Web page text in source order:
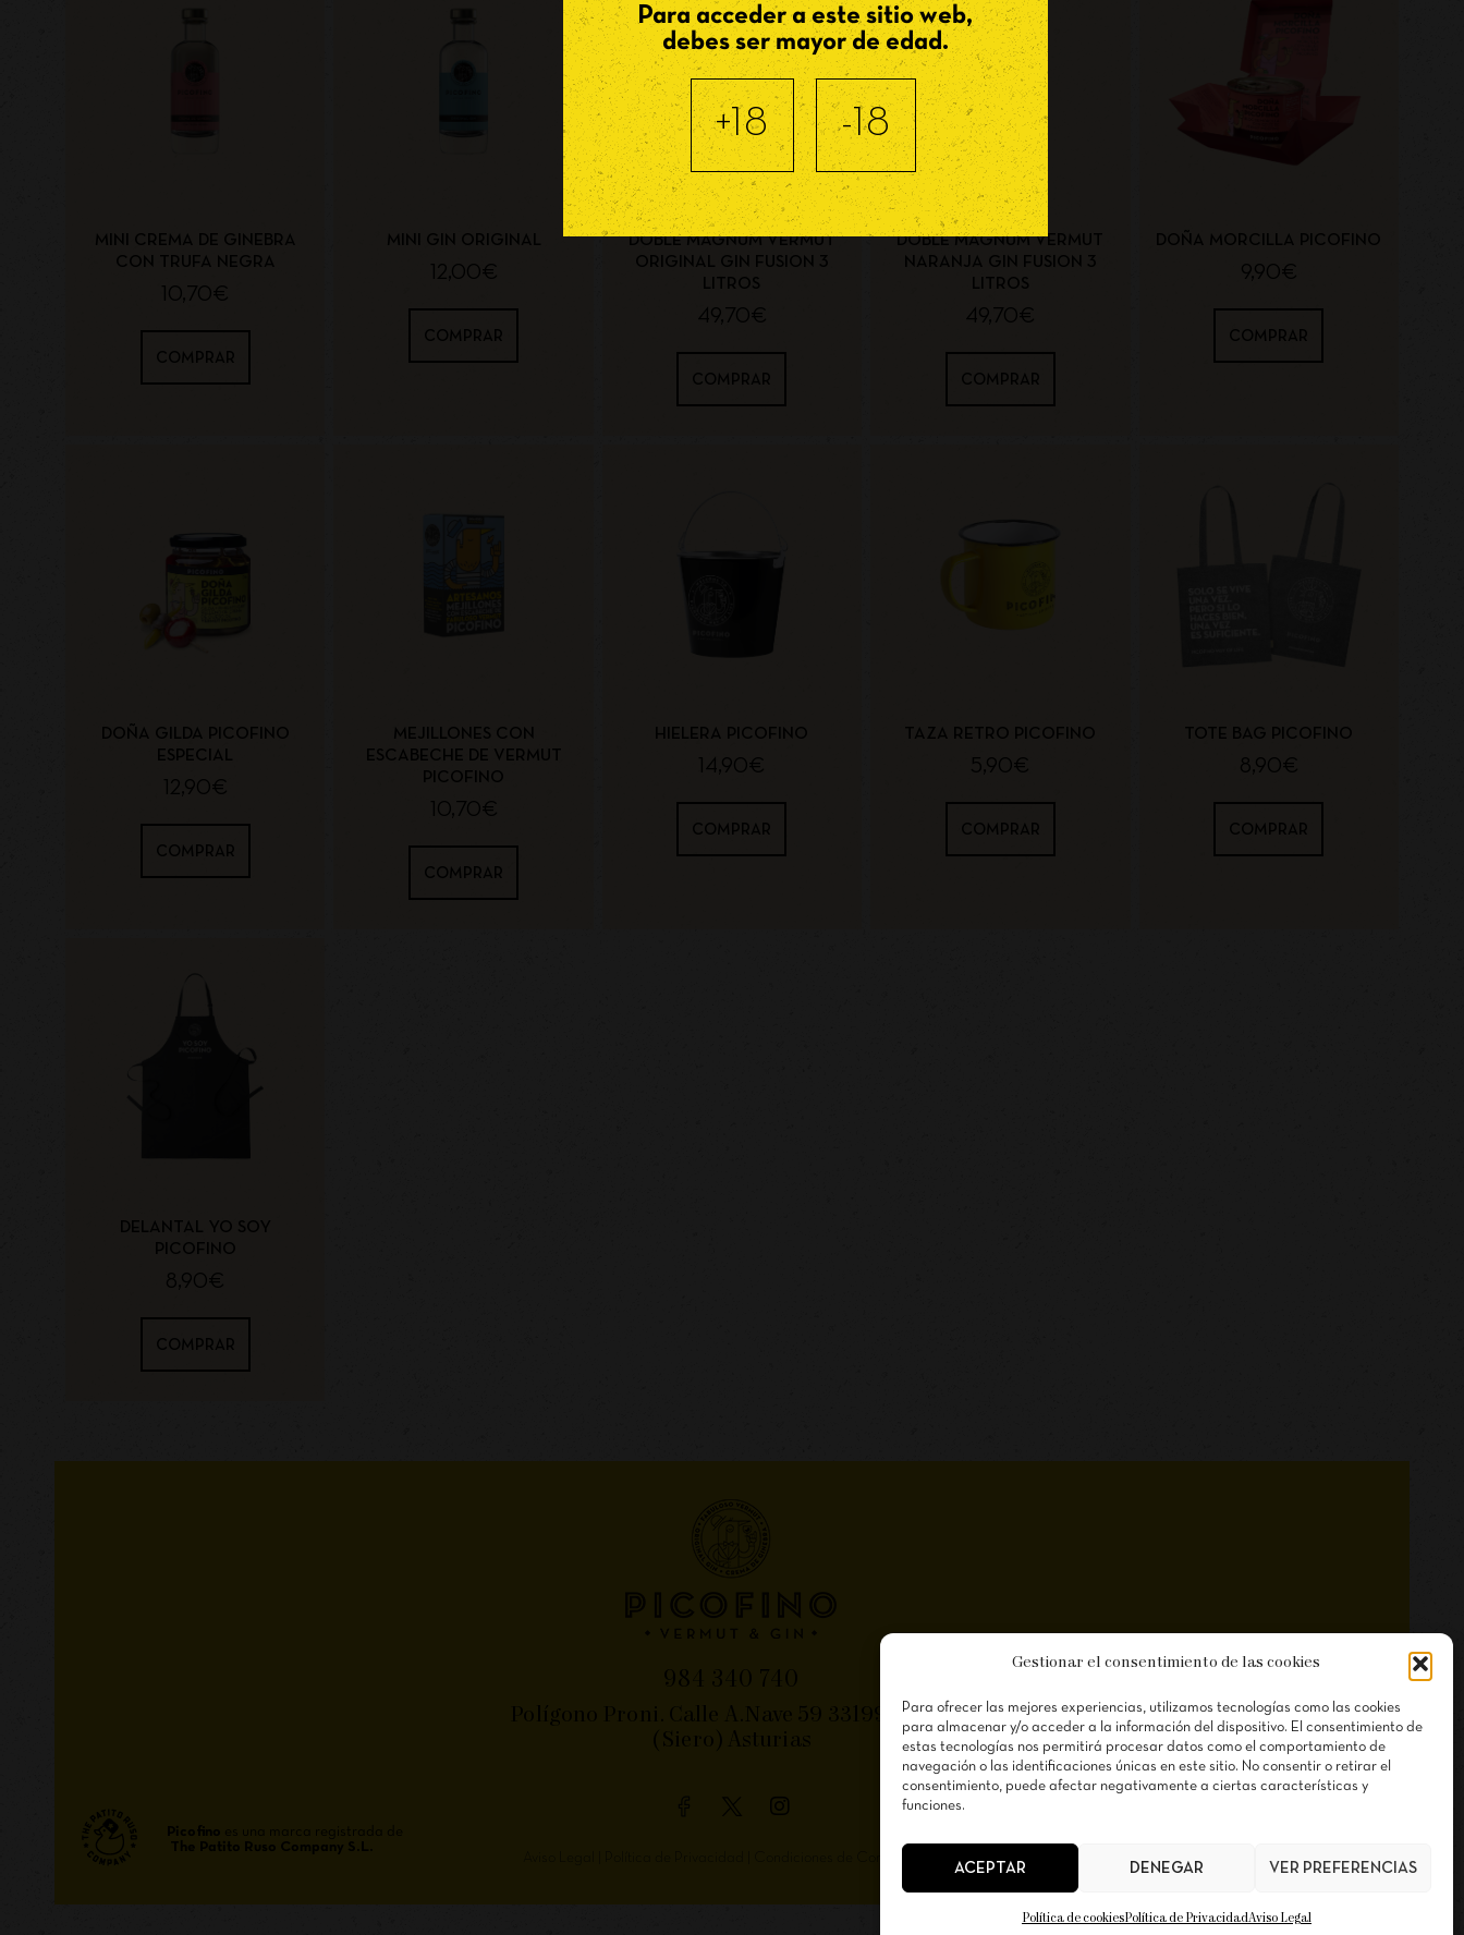
Gestionar el consentimiento de las cookies
Para ofrecer las mejores experiencias, utilizamos tecnologías como las cookies
para almacenar y/o acceder a la información del dispositivo. El consentimiento de
estas tecnologías nos permitirá procesar datos como el comportamiento de
navegación o las identificaciones únicas en este sitio. No consentir o retirar el
consentimiento, puede afectar negativamente a ciertas características y
funciones.
ACEPTAR DENEGAR VER PREFERENCIAS
Política de cookiesPolítica de Privacidad Aviso Legal
MINI CREMA DE GINEBRA
CON TRUFA NEGRA
10,70€
COMPRAR
MINI GIN ORIGINAL
12,00€
COMPRAR
DOBLE MAGNUM VERMUT
ORIGINAL GIN FUSION 3
LITROS
49,70€
COMPRAR
DOBLE MAGNUM VERMUT
NARANJA GIN FUSION 3
LITROS
49,70€
COMPRAR
DOÑA MORCILLA PICOFINO
9,90€
COMPRAR
DOÑA GILDA PICOFINO
ESPECIAL
12,90€
COMPRAR
MEJILLONES CON
ESCABECHE DE VERMUT
PICOFINO
10,70€
COMPRAR
HIELERA PICOFINO
14,90€
COMPRAR
TAZA RETRO PICOFINO
5,90€
COMPRAR
TOTE BAG PICOFINO
8,90€
COMPRAR
DELANTAL YO SOY
PICOFINO
8,90€
COMPRAR
Picofino
The Patito Ruso Company S.L.
984 340 740
Polígono Proni. Calle A.Nave 59 33199 Meres
(Siero) Asturias
Para acceder a este sitio web,
debes ser mayor de edad.
+18 -18